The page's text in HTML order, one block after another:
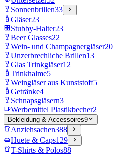
Sonnenbrillen33
Gläser23
Stubby-Halter23
Beer Glasses22
Wein- und Champagnergläser20
Unzerbrechliche Brillen13
Glas Trinkgläser12
Trinkhalme5
Weingläser aus Kunststoff5
Getränke4
Schnapsgläsern3
Werbemittel Plastikbecher2
Bekleidung & Accessoires9
Anziehsachen388
Huete & Caps129
T-Shirts & Polos88